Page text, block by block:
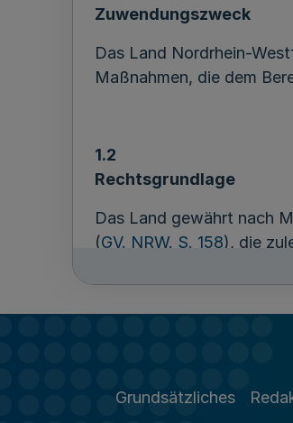
Zuwendungszweck
Das Land Nordrhein-
Maßnahmen, die dem
1.2
Rechtsgrundlage
Das Land gewährt nach
(GV. NRW. S. 158), die
Zuwendungen für die
Förderprogramms
Bewilligungsbehörde
Grundsätzliches